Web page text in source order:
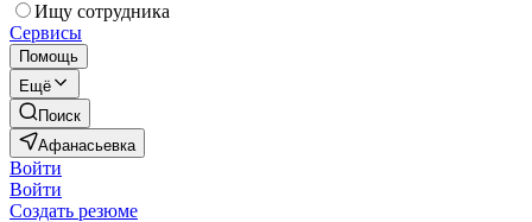
Ищу сотрудника
Сервисы
Помощь
Ещё
Поиск
Афанасьевка
Войти
Войти
Создать резюме